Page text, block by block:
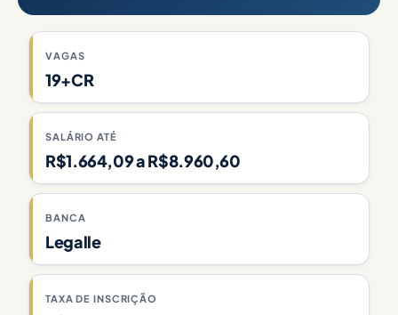
VAGAS
19+CR
SALÁRIO ATÉ
R$1.664,09 a R$8.960,60
BANCA
Legalle
TAXA DE INSCRIÇÃO